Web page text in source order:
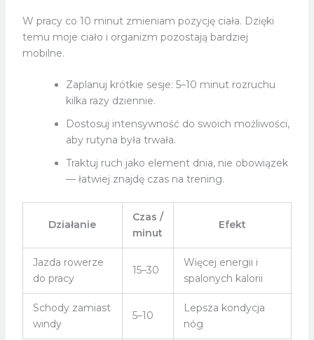
W pracy co 10 minut zmieniam pozycję ciała. Dzięki
temu moje ciało i organizm pozostają bardziej
mobilne.
Zaplanuj krótkie sesje: 5–10 minut rozruchu
kilka razy dziennie.
Dostosuj intensywność do swoich możliwości,
aby rutyna była trwała.
Traktuj ruch jako element dnia, nie obowiązek
— łatwiej znajdę czas na trening.
Działanie
Czas /
minut
Efekt
Jazda rowerze
do pracy
15–30
Więcej energii i
spalonych kalorii
Schody zamiast
windy
5–10
Lepsza kondycja
nóg